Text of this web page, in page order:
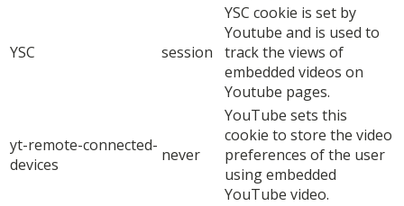
YSC session
YSC cookie is set by
Youtube and is used to
track the views of
embedded videos on
Youtube pages.
yt-remote-connected-
devices
never
YouTube sets this
cookie to store the video
preferences of the user
using embedded
YouTube video.